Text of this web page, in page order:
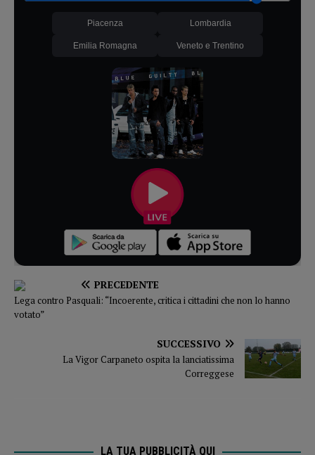
Piacenza Lombardia
Emilia Romagna Veneto e Trentino
PRECEDENTE
Lega contro Pasquali: “Incoerente, critica i cittadini che non lo hanno
votato”
SUCCESSIVO
La Vigor Carpaneto ospita la lanciatissima
Correggese
LA TUA PUBBLICITÀ QUI